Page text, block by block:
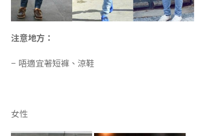
注意地方：
– 唔適宜著短褲、涼鞋
女性